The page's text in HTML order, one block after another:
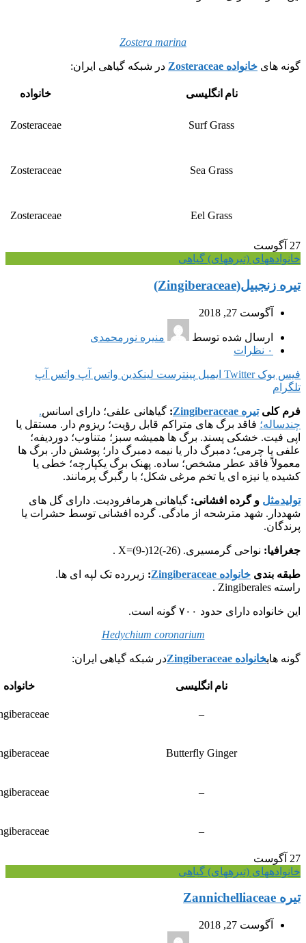
Zostera marina
گونه های خانواده Zosteraceae در شبکه گیاهی ایران:
نام انگلیسی خانواده
Surf Grass
Zosteraceae
Sea Grass
Zosteraceae
Eel Grass
Zosteraceae
27 آگوست
خانواده‎های (تیره‎های) گیاهی
تیره زنجبیل(Zingiberaceae)
آگوست 27, 2018
ارسال شده توسط
منیره نورمحمدی
۰ نظرات
فیس بوک Twitter ایمیل پینترست لینکدین واتس آپ واتس آپ
تلگرام
فرم کلیتیره Zingiberaceae : گیاهانی علفی؛ دارای اسانس.
چندساله؛ فاقد برگ های متراکم قابل رؤیت؛ ریزوم دار. مستقل یا
اپی فیت. خشکی پسند. برگ ها همیشه سبز؛ متناوب؛ دوردیفه؛
علفی یا چرمی؛ دمبرگ دار یا نیمه دمبرگ دار؛ پوشش دار. برگ ها
معمولاً فاقد عطر مشخص؛ ساده. پهنک برگ یکپارچه؛ خطی یا
کشیده یا نیزه ای یا تخم مرغی شکل؛ با رگبرگ پرمانند.
تولیدمثل و گرده افشانی: گیاهانی هرمافرودیت. دارای گل های
شهددار. شهد مترشحه از مادگی. گرده افشانی توسط حشرات یا
پرندگان.
جغرافیا: نواحی گرمسیری. X=(9-)12(-26) .
طبقه بندی خانواده Zingiberaceae : زیررده تک لپه ای ها.
راسته Zingiberales .
این خانواده دارای حدود ۷۰۰ گونه است.
Hedychium coronarium
گونه هایخانواده Zingiberaceae در شبکه گیاهی ایران:
نام انگلیسی خانواده
–
Butterfly Ginger
–
–
27 آگوست
خانواده‎های (تیره‎های) گیاهی
تیره Zannichelliaceae
آگوست 27, 2018